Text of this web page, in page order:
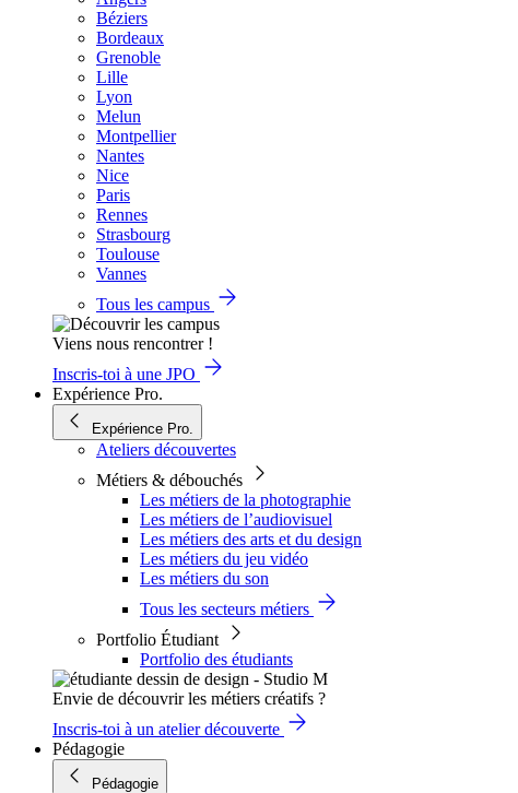
Béziers
Bordeaux
Grenoble
Lille
Lyon
Melun
Montpellier
Nantes
Nice
Paris
Rennes
Strasbourg
Toulouse
Vannes
Tous les campus
Viens nous rencontrer !
Inscris-toi à une JPO
Expérience Pro.
Expérience Pro.
Ateliers découvertes
Métiers & débouchés
Les métiers de la photographie
Les métiers de l’audiovisuel
Les métiers des arts et du design
Les métiers du jeu vidéo
Les métiers du son
Tous les secteurs métiers
Portfolio Étudiant
Portfolio des étudiants
Envie de découvrir les métiers créatifs ?
Inscris-toi à un atelier découverte
Pédagogie
Pédagogie